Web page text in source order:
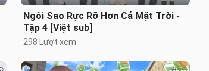
Ngôi Sao Rực Rỡ Hơn Cả Mặt Trời -
Tập 4 [Việt sub]
298 Lượt xem